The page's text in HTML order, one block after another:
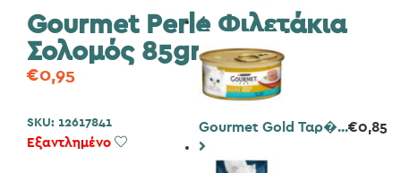
Gourmet Gold Ταρ�...€0,85
Gourmet Perle Φιλετάκια
Σολομός 85gr
€0,95
SKU: 12617841
Εξαντλημένο Add to Wishlist